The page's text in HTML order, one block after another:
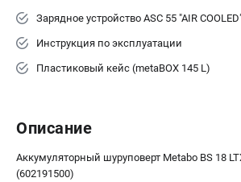
Зарядное устройство ASC 55 "AIR
Инструкция по эксплуатации
Пластиковый кейс (metaBOX 145 L)
Описание
Аккумуляторный шуруповерт Metabo BS 18
(602191500)